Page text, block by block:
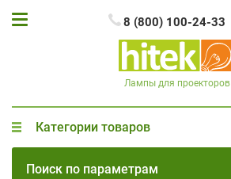
8 (800) 100-24-33
Лампы для проекторов
Категории товаров
Поиск по параметрам